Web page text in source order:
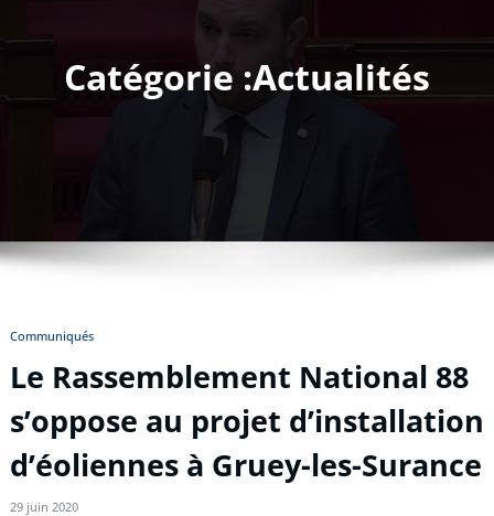
Catégorie :Actualités
Communiqués
Le Rassemblement National 88
s’oppose au projet d’installation
d’éoliennes à Gruey-les-Surance
29 juin 2020